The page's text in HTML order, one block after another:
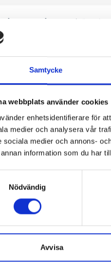
Samtycke
webbplats använder cookies
enhetsidentifierare för
medier och analysera vår
sociala medier och annons-
information som du har
Nödvändig
Avvisa
kan du få stora och
att handtaget vrids neråt,
underkant ger en tyst och mjuk